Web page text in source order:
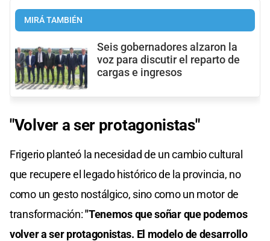
MIRÁ TAMBIÉN
Seis gobernadores alzaron la
voz para discutir el reparto de
cargas e ingresos
"Volver a ser protagonistas"
Frigerio planteó la necesidad de un cambio cultural
que recupere el legado histórico de la provincia, no
como un gesto nostálgico, sino como un motor de
transformación:"Tenemos que soñar que podemos
volver a ser protagonistas. El modelo de desarrollo